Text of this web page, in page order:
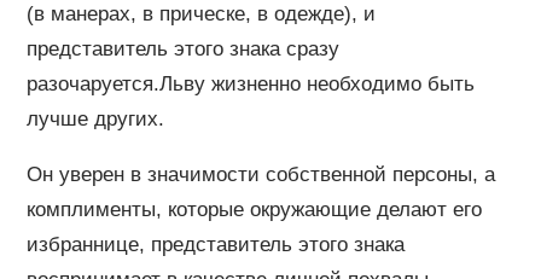
(в манерах, в прическе, в одежде), и
представитель этого знака сразу
разочаруется.Льву жизненно необходимо быть
лучше других.
Он уверен в значимости собственной персоны, а
комплименты, которые окружающие делают его
избраннице, представитель этого знака